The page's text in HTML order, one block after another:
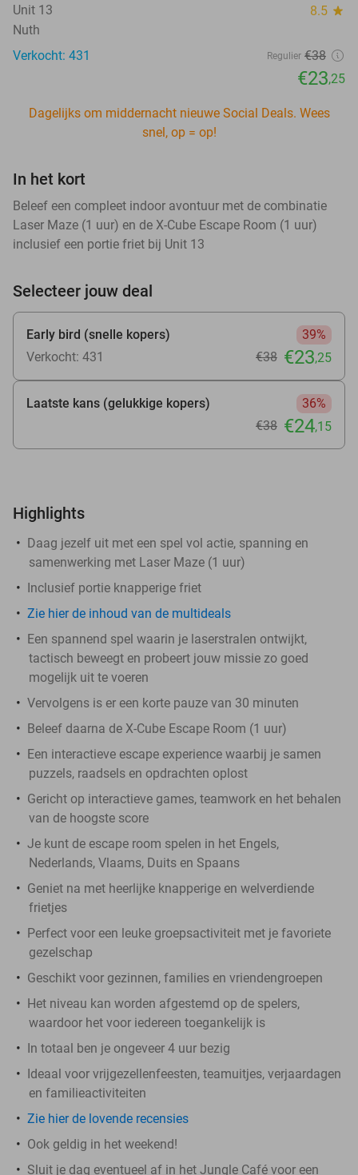
Unit 13 8.5 star
Nuth
Verkocht: 431
Regulier €38
€23,25
Dagelijks om middernacht nieuwe Social Deals. Wees
snel, op = op!
In het kort
Beleef een compleet indoor avontuur met de combinatie
Laser Maze (1 uur) en de X-Cube Escape Room (1 uur)
inclusief een portie friet bij Unit 13
Selecteer jouw deal
Early bird (snelle kopers)
39%
Verkocht: 431
€38 €23,25
Laatste kans (gelukkige kopers)
36%
€38 €24,15
Highlights
Daag jezelf uit met een spel vol actie, spanning en
samenwerking met Laser Maze (1 uur)
Inclusief portie knapperige friet
Zie hier de inhoud van de multideals
Een spannend spel waarin je laserstralen ontwijkt,
tactisch beweegt en probeert jouw missie zo goed
mogelijk uit te voeren
Vervolgens is er een korte pauze van 30 minuten
Beleef daarna de X-Cube Escape Room (1 uur)
Een interactieve escape experience waarbij je samen
puzzels, raadsels en opdrachten oplost
Gericht op interactieve games, teamwork en het behalen
van de hoogste score
Je kunt de escape room spelen in het Engels,
Nederlands, Vlaams, Duits en Spaans
Geniet na met heerlijke knapperige en welverdiende
frietjes
Perfect voor een leuke groepsactiviteit met je favoriete
gezelschap
Geschikt voor gezinnen, families en vriendengroepen
Het niveau kan worden afgestemd op de spelers,
waardoor het voor iedereen toegankelijk is
In totaal ben je ongeveer 4 uur bezig
Ideaal voor vrijgezellenfeesten, teamuitjes, verjaardagen
en familieactiviteiten
Zie hier de lovende recensies
Ook geldig in het weekend!
Sluit je dag eventueel af in het Jungle Café voor een